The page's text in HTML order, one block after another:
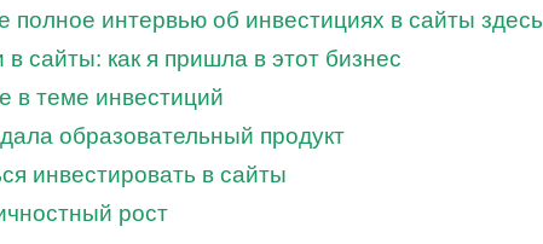
полное интервью об инвестициях в сайты здесь
в сайты: как я пришла в этот бизнес
в теме инвестиций
образовательный продукт
инвестировать в сайты
рост